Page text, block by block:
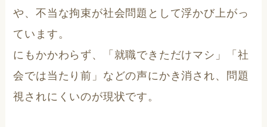
や、不当な拘束が社会問題として浮かび上がっ
ています。
にもかかわらず、「就職できただけマシ」「社
会では当たり前」などの声にかき消され、問題
視されにくいのが現状です。